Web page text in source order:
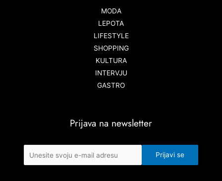
MODA
LEPOTA
LIFESTYLE
SHOPPING
KULTURA
INTERVJU
GASTRO
Prijava na newsletter